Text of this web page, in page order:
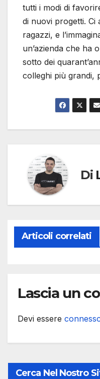
tutti i modi di
di nuovi progetti. Ci
ragazzi, e
un’azienda che ha
sotto dei
colleghi più grandi,
Di
Articoli correlati
Lascia un
Devi essere
Cerca Nel Nostro